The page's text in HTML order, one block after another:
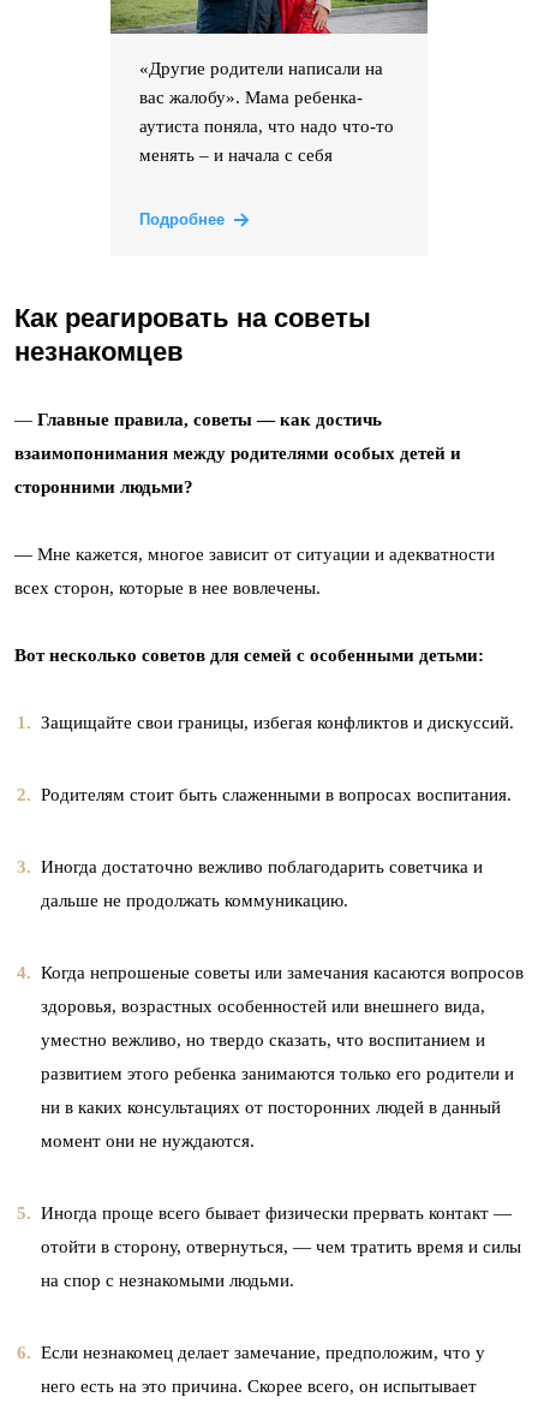
«Другие родители написали на
вас жалобу». Мама ребенка-
аутиста поняла, что надо что-то
менять – и начала с себя
Подробнее
Как реагировать на советы
незнакомцев
— Главные правила, советы — как достичь
взаимопонимания между родителями особых детей и
сторонними людьми?
— Мне кажется, многое зависит от ситуации и адекватности
всех сторон, которые в нее вовлечены.
Вот несколько советов для семей с особенными детьми:
Защищайте свои границы, избегая конфликтов и дискуссий.
Родителям стоит быть слаженными в вопросах воспитания.
Иногда достаточно вежливо поблагодарить советчика и
дальше не продолжать коммуникацию.
Когда непрошеные советы или замечания касаются вопросов
здоровья, возрастных особенностей или внешнего вида,
уместно вежливо, но твердо сказать, что воспитанием и
развитием этого ребенка занимаются только его родители и
ни в каких консультациях от посторонних людей в данный
момент они не нуждаются.
Иногда проще всего бывает физически прервать контакт —
отойти в сторону, отвернуться, — чем тратить время и силы
на спор с незнакомыми людьми.
Если незнакомец делает замечание, предположим, что у
него есть на это причина. Скорее всего, он испытывает